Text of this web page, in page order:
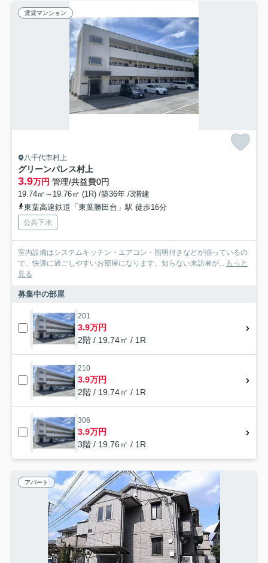
賃貸マンション
八千代市村上
グリーンパレス村上
3.9万円 管理/共益費0円
19.74㎡～19.76㎡ (1R) /築36年 /3階建
東葉高速鉄道「東葉勝田台」駅 徒歩16分
公共下水
室内設備はシステムキッチン・エアコン・照明付きなどが揃っているの
で、快適に過ごしやすいお部屋になります。知らない来訪者が...
もっと
見る
募集中の部屋
201
3.9万円
2階 / 19.74㎡ / 1R
210
3.9万円
2階 / 19.74㎡ / 1R
306
3.9万円
3階 / 19.76㎡ / 1R
アパート